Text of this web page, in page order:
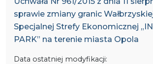
sprawie zmiany granic
Specjalnej Strefy Ekonomicznej
PARK” na terenie miasta Opola
Data ostatniej modyfikacji: